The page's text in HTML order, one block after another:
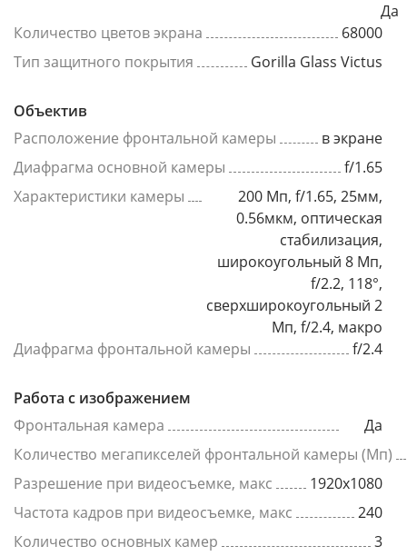
Да
Количество цветов экрана
68000
Тип защитного покрытия
Gorilla Glass Victus
Объектив
Расположение фронтальной камеры
в экране
Диафрагма основной камеры
f/1.65
Характеристики камеры
200 Мп, f/1.65, 25мм,
0.56мкм, оптическая
стабилизация,
широкоугольный 8 Мп,
f/2.2, 118°,
сверхширокоугольный 2
Мп, f/2.4, макро
Диафрагма фронтальной камеры
f/2.4
Работа с изображением
Фронтальная камера
Да
Количество мегапикселей фронтальной камеры (Мп)
Разрешение при видеосъемке, макс
1920x1080
Частота кадров при видеосъемке, макс
240
Количество основных камер
3